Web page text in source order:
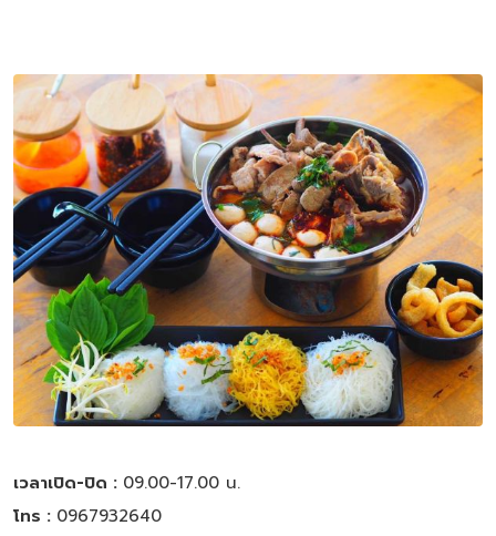
เวลาเปิด-ปิด : 09.00-17.00 น.
โทร : 0967932640